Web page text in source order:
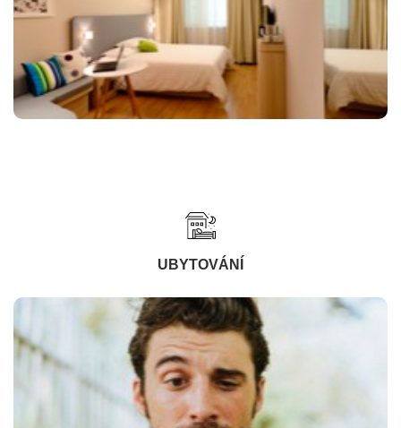
UBYTOVÁNÍ